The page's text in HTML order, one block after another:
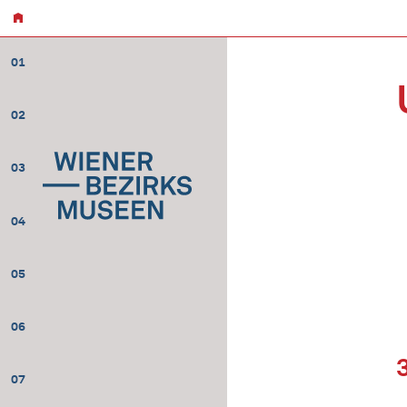
01
02
03
04
05
06
07